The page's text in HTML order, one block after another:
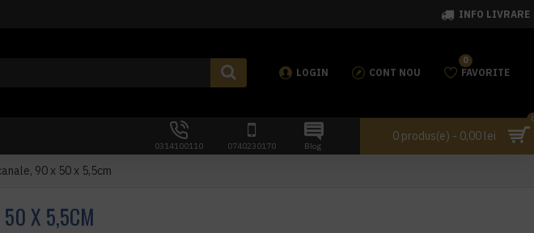
INFO LIVRARE
LOGIN CONT NOU FAVORITE
0
0314100110 0740230170 Blog
0 produs(e) - 0,00 lei
90 x 50 x 5,5cm
50 X 5,5CM